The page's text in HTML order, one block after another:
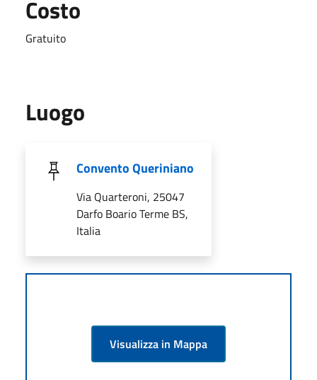
Costo
Gratuito
Luogo
Convento Queriniano
Via Quarteroni, 25047
Darfo Boario Terme BS,
Italia
Visualizza in Mappa